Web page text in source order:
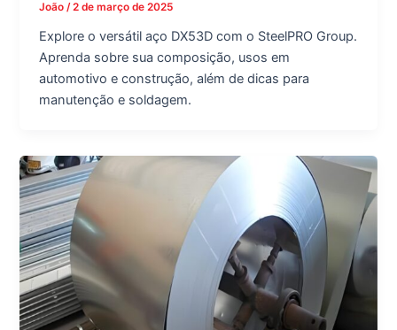
João/2 de março de 2025
Explore o versátil aço DX53D com o SteelPRO Group.
Aprenda sobre sua composição, usos em
automotivo e construção, além de dicas para
manutenção e soldagem.